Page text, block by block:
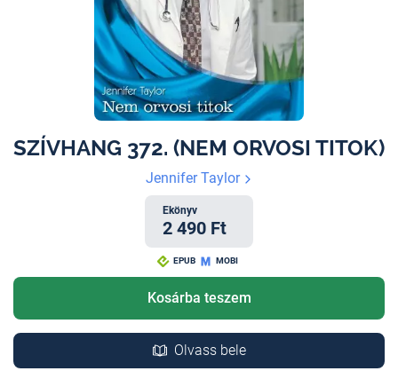
SZÍVHANG 372. (NEM ORVOSI TITOK)
Jennifer Taylor
Ekönyv
2 490 Ft
EPUB MOBI
Kosárba teszem
Olvass bele